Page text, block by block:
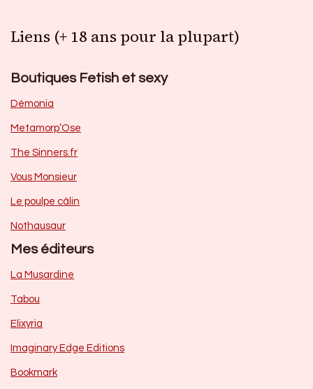
Liens (+ 18 ans pour la plupart)
Boutiques Fetish et sexy
Dèmonia
Metamorp’Ose
The Sinners.fr
Vous Monsieur
Le poulpe câlin
Nothausaur
Mes éditeurs
La Musardine
Tabou
Elixyria
Imaginary Edge Editions
Bookmark